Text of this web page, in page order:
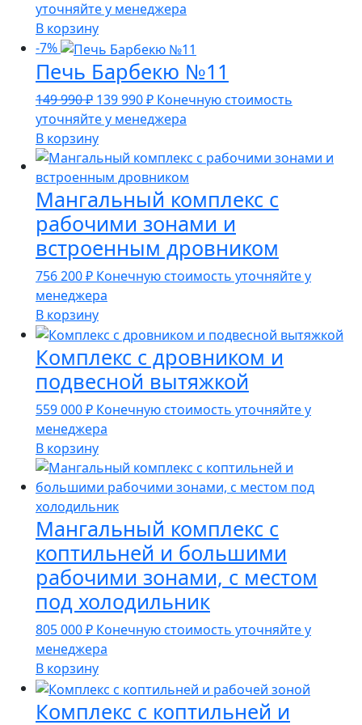
цена
составляла
279
990 ₽.
цена:
990 ₽.
уточняйте у менеджера
В корзину
-7%
Печь Барбекю №11
149 990₽ Первоначальная
цена
составляла
149
990 ₽.
139 990₽Текущая
цена:
990 ₽.
Конечную стоимость
уточняйте у менеджера
В корзину
Мангальный комплекс с
рабочими зонами и
встроенным дровником
756 200₽ Конечную стоимость уточняйте у
менеджера
В корзину
Комплекс с дровником и
подвесной вытяжкой
559 000₽ Конечную стоимость уточняйте у
менеджера
В корзину
Мангальный комплекс с
коптильней и большими
рабочими зонами, с местом
под холодильник
805 000₽ Конечную стоимость уточняйте у
менеджера
В корзину
Комплекс с коптильней и